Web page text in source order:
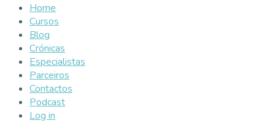
Home
Cursos
Blog
Crónicas
Especialistas
Parceiros
Contactos
Podcast
Log in